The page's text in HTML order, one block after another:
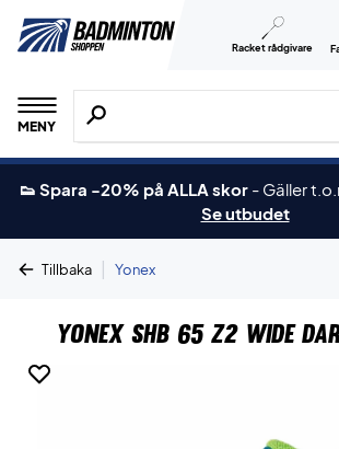
Racket rådgivare
MENY
Sök efter produkter, märken osv.
👟 Spara -20% på ALLA skor - Gäller
Se utbudet
Tillbaka | Yonex
Yonex SHB 65 Z2 Wide